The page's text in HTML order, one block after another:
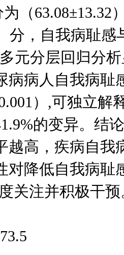
为（63.08±13.32
）分，自我病耻
多元分层回归分
病病人自我病耻
）,可独立
的变异。结
越高，疾病自我
对降低自我病耻
关注并积极干预